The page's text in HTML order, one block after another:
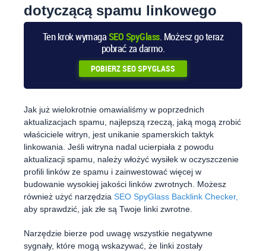
dotyczącą spamu linkowego
Ten krok wymagaSEO SpyGlass. Możesz go teraz
pobrać za darmo.
POBIERZSEO SPYGLASS
Jak już wielokrotnie omawialiśmy w poprzednich
aktualizacjach spamu, najlepszą rzeczą, jaką mogą zrobić
właściciele witryn, jest unikanie spamerskich taktyk
linkowania. Jeśli witryna nadal ucierpiała z powodu
aktualizacji spamu, należy włożyć wysiłek w oczyszczenie
profili linków ze spamu i zainwestować więcej w
budowanie wysokiej jakości linków zwrotnych. Możesz
również użyć narzędzia SEO SpyGlass Backlink Checker,
aby sprawdzić, jak złe są Twoje linki zwrotne.
Narzędzie bierze pod uwagę wszystkie negatywne
sygnały, które mogą wskazywać, że linki zostały